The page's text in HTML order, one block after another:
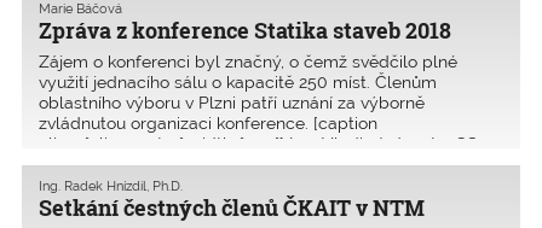
Zpráva z konference Statika staveb 2018
Marie Báčová
Zájem o konferenci byl značný, o čemž svědčilo plné
využití jednacího sálu o kapacitě 250 míst. Členům
oblastního výboru v Plzni patří uznání za výborně
zvládnutou organizaci konference. [caption
align="aligncenter" width="300"] Ing. Vladimír Janata, CSc.,
přednáš�
Setkání čestných členů ČKAIT v NTM
Ing. Radek Hnízdil, Ph.D.